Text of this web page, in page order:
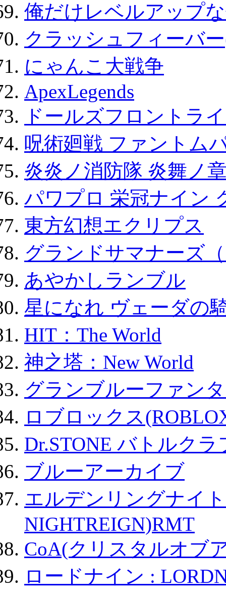
俺だけレベルアップ
クラッシュフィーバ
にゃんこ大戦争
ApexLegends
ドールズフロントラ
呪術廻戦 ファントム
炎炎ノ消防隊 炎舞ノ
パワプロ 栄冠ナイン
東方幻想エクリプス
グランドサマナーズ
あやかしランブル
星になれ ヴェーダの
HIT：The World
神之塔：New World
グランブルーファン
ロブロックス
Dr.STONE バトルク
ブルーアーカイブ
エルデンリングナイ
NIGHTREIGN)RMT
CoA(クリスタルオブ
ロードナイン :